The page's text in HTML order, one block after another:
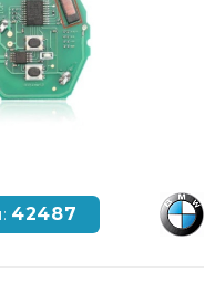
42487